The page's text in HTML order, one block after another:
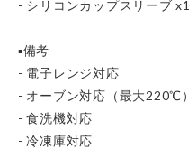
- シリコンカップスリーブ x1
▪️備考
- 電子レンジ対応
- オーブン対応（最大220℃）
- 食洗機対応
- 冷凍庫対応